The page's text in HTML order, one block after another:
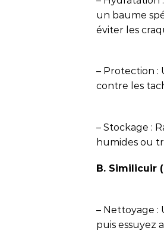
un baume
éviter les
– Protection :
contre les
– Stockage :
humides ou
B. Similicuir
– Nettoyage :
puis essuyez